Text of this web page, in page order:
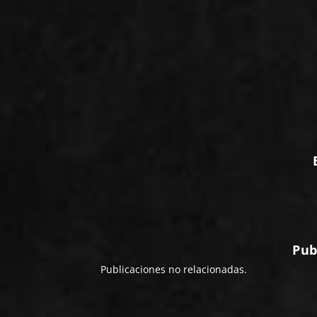
Publicaciones no relacionadas.